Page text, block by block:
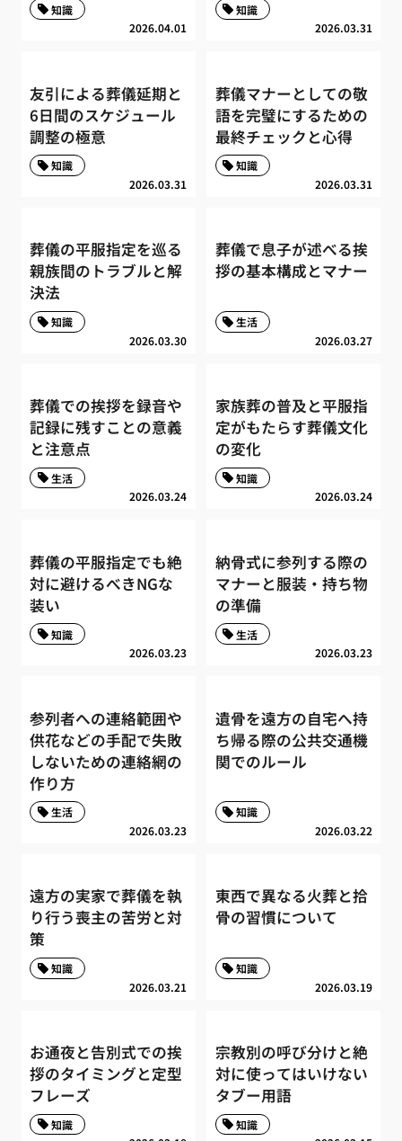
2026.04.01
知識
2026.03.31
知識
友引による葬儀延期と
6日間のスケジュール
調整の極意
2026.03.31
知識
葬儀マナーとしての敬
語を完璧にするための
最終チェックと心得
2026.03.31
知識
葬儀の平服指定を巡る
親族間のトラブルと解
決法
2026.03.30
知識
葬儀で息子が述べる挨
拶の基本構成とマナー
2026.03.27
生活
葬儀での挨拶を録音や
記録に残すことの意義
と注意点
2026.03.24
生活
家族葬の普及と平服指
定がもたらす葬儀文化
の変化
2026.03.24
知識
葬儀の平服指定でも絶
対に避けるべきNGな
装い
2026.03.23
知識
納骨式に参列する際の
マナーと服装・持ち物
の準備
2026.03.23
生活
参列者への連絡範囲や
供花などの手配で失敗
しないための連絡網の
作り方
2026.03.23
生活
遺骨を遠方の自宅へ持
ち帰る際の公共交通機
関でのルール
2026.03.22
知識
遠方の実家で葬儀を執
り行う喪主の苦労と対
策
2026.03.21
知識
東西で異なる火葬と拾
骨の習慣について
2026.03.19
知識
お通夜と告別式での挨
拶のタイミングと定型
フレーズ
知識
宗教別の呼び分けと絶
対に使ってはいけない
タブー用語
知識